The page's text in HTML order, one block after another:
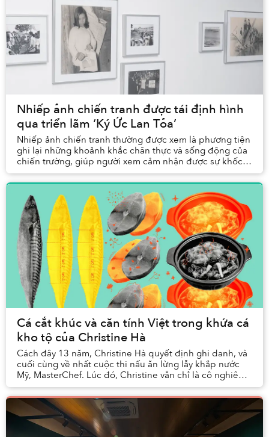
Nhiếp ảnh chiến tranh được tái định hình
qua triển lãm ‘Ký Ức Lan Tỏa’
Nhiếp ảnh chiến tranh thường được xem là phương tiện
ghi lại những khoảnh khắc chân thực và sống động của
chiến trường, giúp người xem cảm nhận được sự khốc
liệt của quá khứ. Nhưng điều gì nằm ng...
Cá cắt khúc và căn tính Việt trong khứa cá
kho tộ của Christine Hà
Cách đây 13 năm, Christine Hà quyết định ghi danh, và
cuối cùng về nhất cuộc thi nấu ăn lừng lẫy khắp nước
Mỹ, MasterChef. Lúc đó, Christine vẫn chỉ là cô nghiên
cứu sinh cao học vừa chớm ngoài 30, nh...